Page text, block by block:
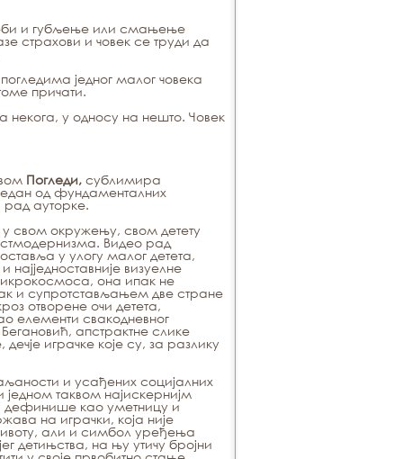
и губљење или смањење
страхови и човек се труди да
једног малог човека
причати.
у односу на нешто. Човек
Погледи, сублимира
од фундаменталних
рад ауторке.
свом окружењу, свом детету
Видео рад
у улогу малог детета,
најједноставније визуелне
она ипак не
и супротстављањем две стране
отворене очи детета,
елементи свакодневног
апстрактне слике
играчке које су, за разлику
и усађених социјалних
таквом најискернијм
дефинише као уметницу и
на играчки, која није
али и симбол уређења
детињства, на њу утичу бројни